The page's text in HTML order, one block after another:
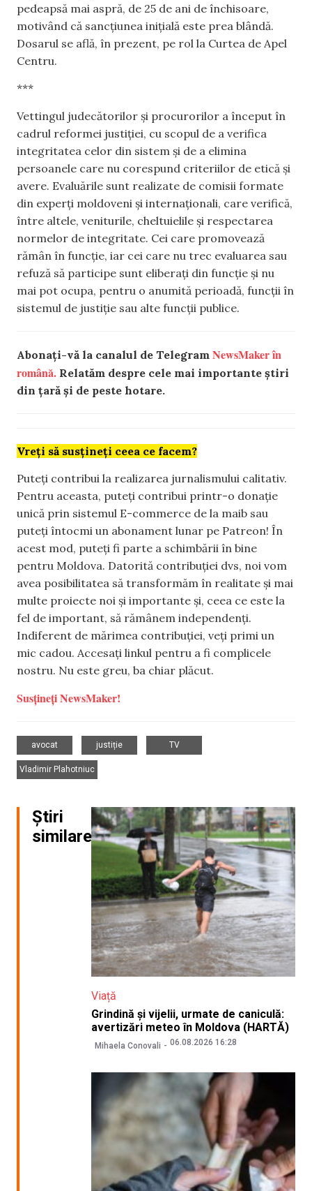
pedeapsă mai aspră, de 25 de ani de închisoare,
motivând că sancțiunea inițială este prea blândă.
Dosarul se află, în prezent, pe rol la Curtea de Apel
Centru.
***
Vettingul judecătorilor și procurorilor a început în
cadrul reformei justiției, cu scopul de a verifica
integritatea celor din sistem și de a elimina
persoanele care nu corespund criteriilor de etică și
avere. Evaluările sunt realizate de comisii formate
din experți moldoveni și internaționali, care verifică,
între altele, veniturile, cheltuielile și respectarea
normelor de integritate. Cei care promovează
rămân în funcție, iar cei care nu trec evaluarea sau
refuză să participe sunt eliberați din funcție și nu
mai pot ocupa, pentru o anumită perioadă, funcții în
sistemul de justiție sau alte funcții publice.
Abonați-vă la canalul de Telegram NewsMaker în
română. Relatăm despre cele mai importante știri
din țară și de peste hotare.
Vreți să susțineți ceea ce facem?
Puteți contribui la realizarea jurnalismului calitativ.
Pentru aceasta, puteți contribui printr-o donație
unică prin sistemul E-commerce de la maib sau
puteți întocmi un abonament lunar pe Patreon! În
acest mod, puteți fi parte a schimbării în bine
pentru Moldova. Datorită contribuției dvs, noi vom
avea posibilitatea să transformăm în realitate și mai
multe proiecte noi și importante și, ceea ce este la
fel de important, să rămânem independenți.
Indiferent de mărimea contribuției, veți primi un
mic cadou. Accesați linkul pentru a fi complicele
nostru. Nu este greu, ba chiar plăcut.
Susțineți NewsMaker!
avocat
justiție
TV
Vladimir Plahotniuc
Știri
similare
Viață
Grindină și vijelii, urmate de caniculă:
avertizări meteo în Moldova (HARTĂ)
Mihaela Conovali 06.08.2026 16:28